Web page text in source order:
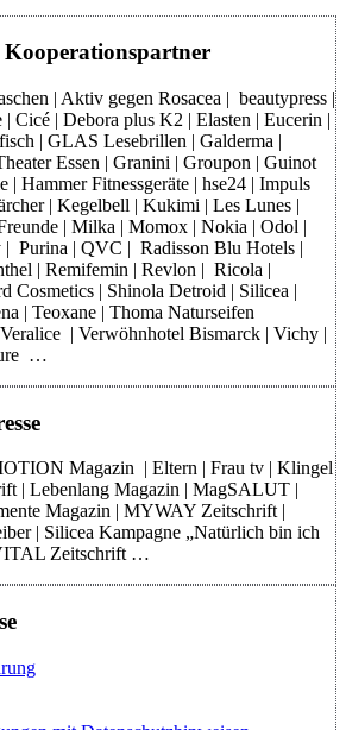
Kooperationspartner
| Aktiv gegen Rosacea | beautypress |
Cicé | Debora plus K2 | Elasten | Eucerin |
| GLAS Lesebrillen | Galderma |
Essen | Granini | Groupon | Guinot
| Hammer Fitnessgeräte | hse24 | Impuls
| Kegelbell | Kukimi | Les Lunes |
| Milka | Momox | Nokia | Odol |
| Purina | QVC | Radisson Blu Hotels |
| Remifemin | Revlon | Ricola |
Cosmetics | Shinola Detroid | Silicea |
| Teoxane | Thoma Naturseifen
| Verwöhnhotel Bismarck | Vichy |
…
Magazin | Eltern | Frau tv | Klingel
| Lebenlang Magazin | MagSALUT |
Magazin | MYWAY Zeitschrift |
| Silicea Kampagne „Natürlich bin ich
Zeitschrift …